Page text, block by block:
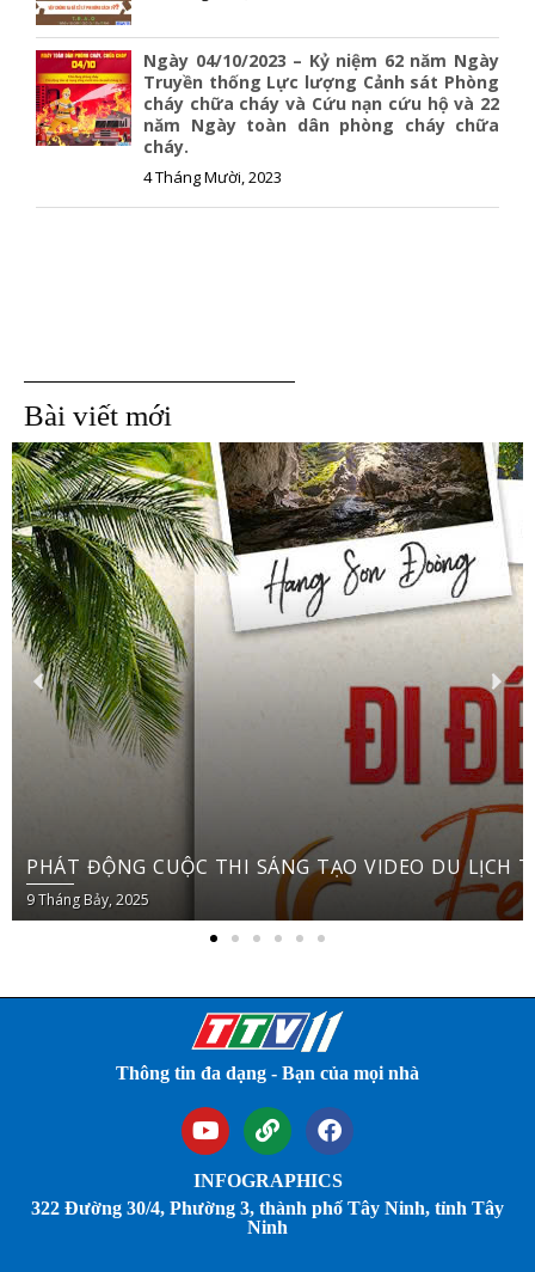
Ngày 04/10/2023 – Kỷ niệm 62 năm Ngày
Truyền thống Lực lượng Cảnh sát Phòng
cháy chữa cháy và Cứu nạn cứu hộ và 22
năm Ngày toàn dân phòng cháy chữa
cháy.
4 Tháng Mười, 2023
Bài viết mới
PHÁT ĐỘNG CUỘC THI SÁNG TẠO VIDEO DU LỊCH TRÊN YOUTUBE
Thông tin đa dạng - Bạn của mọi nhà
INFOGRAPHICS
322 Đường 30/4, Phường 3, thành phố Tây Ninh, tỉnh Tây
Ninh